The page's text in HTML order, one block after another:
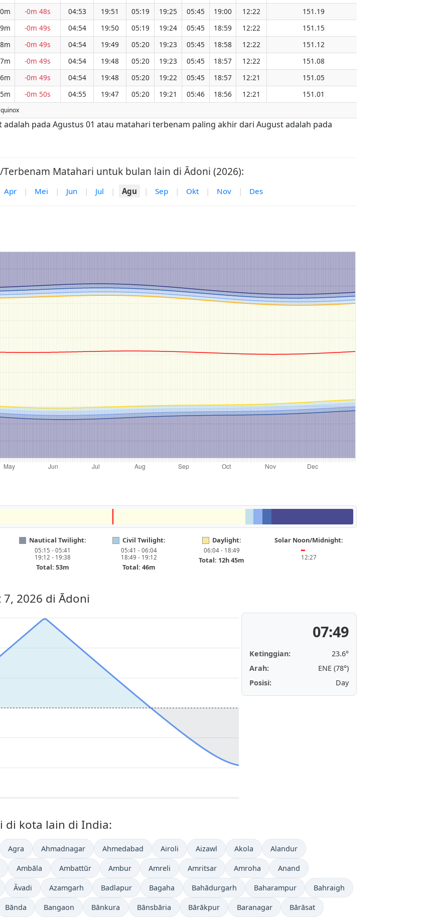
-0m 48s 04:53 19:51 05:19 19:25 05:45 19:00 12:22
151.19
-0m 49s 04:54 19:50 05:19 19:24 05:45 18:59 12:22
151.15
-0m 49s 04:54 19:49 05:20 19:23 05:45 18:58 12:22
151.12
-0m 49s 04:54 19:48 05:20 19:23 05:45 18:57 12:22
151.08
-0m 49s 04:54 19:48 05:20 19:22 05:45 18:57 12:21
151.05
-0m 50s 04:55 19:47 05:20 19:21 05:46 18:56 12:21 151.01
pada Agustus 01 atau matahari terbenam paling akhir dari August adalah pada
Matahari untuk bulan lain di Ādoni (2026):
Apr | Mei | Jun | Jul | Agu | Sep | Okt | Nov | Des
Nautical Twilight:
05:15 - 05:41
19:12 - 19:38
Total: 53m
Civil Twilight:
05:41 - 06:04
18:49 - 19:12
Total: 46m
Daylight:
06:04 - 18:49
Total: 12h 45m
Solar Noon/Midnight:
━
12:27
7, 2026 di Ādoni
07:49
Ketinggian:
23.6°
Arah:
ENE (78°)
Posisi:
Day
di kota lain di India:
Agra Ahmadnagar Ahmedabad Airoli Aizawl Akola Alandur
Ambāla Ambattūr Ambur Amreli Amritsar Amroha Anand
Āvadi Azamgarh Badlapur Bagaha Bahādurgarh Baharampur Bahraigh
Bānda Bangaon Bānkura Bānsbāria Bārākpur Baranagar Bārāsat